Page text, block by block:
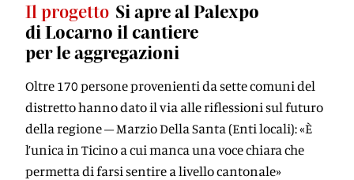
Il progetto Si apre al Palexpo
di Locarno il cantiere
per le aggregazioni
Oltre 170 persone provenienti da sette comuni del
distretto hanno dato il via alle riflessioni sul futuro
della regione – Marzio Della Santa (Enti locali): «È
l’unica in Ticino a cui manca una voce chiara che
permetta di farsi sentire a livello cantonale»